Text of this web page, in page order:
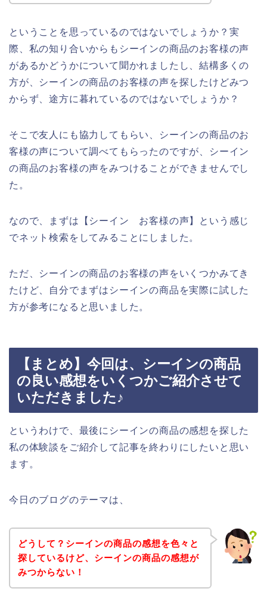
ということを思っているのではないでしょうか？実
際、私の知り合いからもシーインの商品のお客様の声
があるかどうかについて聞かれましたし、結構多くの
方が、シーインの商品のお客様の声を探したけどみつ
からず、途方に暮れているのではないでしょうか？
そこで友人にも協力してもらい、シーインの商品のお
客様の声について調べてもらったのですが、シーイン
の商品のお客様の声をみつけることができませんでし
た。
なので、まずは【シーイン お客様の声】という感じ
でネット検索をしてみることにしました。
ただ、シーインの商品のお客様の声をいくつかみてき
たけど、自分でまずはシーインの商品を実際に試した
方が参考になると思いました。
【まとめ】今回は、シーインの商品
の良い感想をいくつかご紹介させて
いただきました♪
というわけで、最後にシーインの商品の感想を探した
私の体験談をご紹介して記事を終わりにしたいと思い
ます。
今日のブログのテーマは、
どうして？シーインの商品の感想を色々と
探しているけど、シーインの商品の感想が
みつからない！